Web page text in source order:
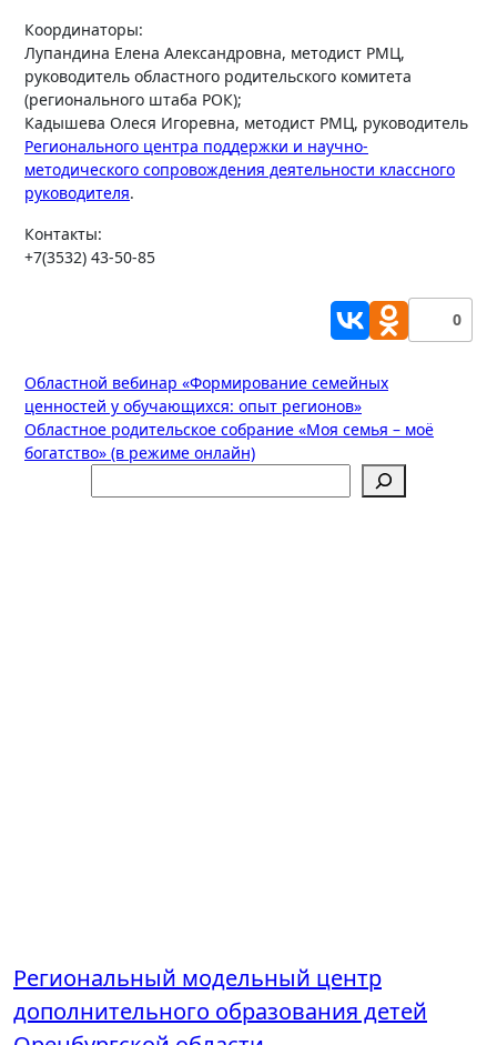
Координаторы:
Лупандина Елена Александровна, методист РМЦ,
руководитель областного родительского комитета
(регионального штаба РОК);
Кадышева Олеся Игоревна, методист РМЦ, руководитель
Регионального центра поддержки и научно-
методического сопровождения деятельности классного
руководителя.
Контакты:
+7(3532) 43-50-85
0
Навигация
по
записям
Областной вебинар «Формирование семейных
ценностей у обучающихся: опыт регионов»
Областное родительское собрание «Моя семья – моё
богатство» (в режиме онлайн)
Региональный модельный центр
дополнительного образования детей